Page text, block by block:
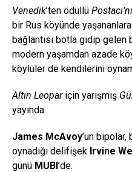
Venedik’ten ödüllü
bir Rus köyünde
bağlantısı botla gidip gelen
modern yaşamdan azade
köylüler de kendilerini
Altın Leopariçin yarışmış
yayında.
James McAvoy’un bipolar,
oynadığı delifişek Irvine
günü MUBI’de.